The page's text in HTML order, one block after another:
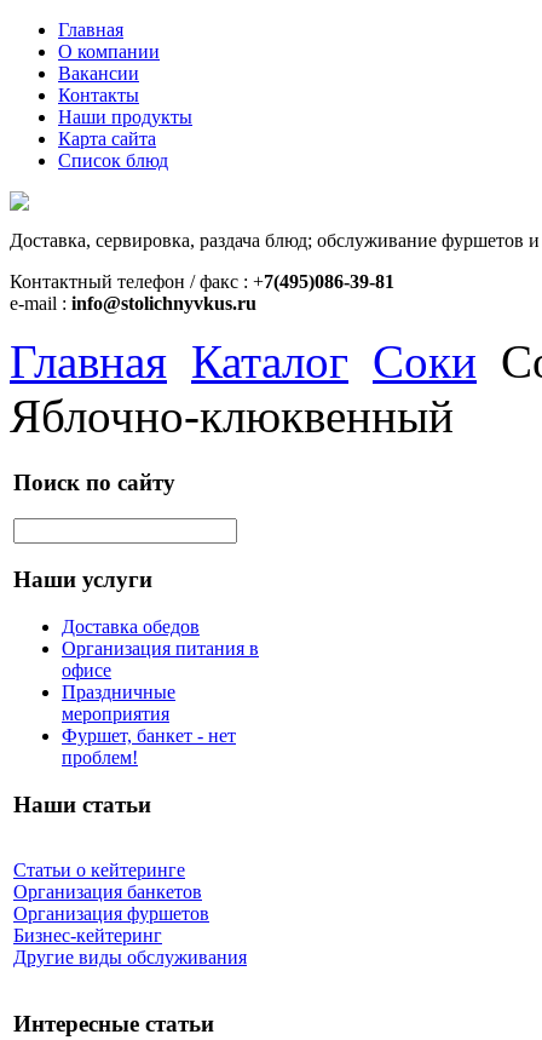
Главная
О компании
Вакансии
Контакты
Наши продукты
Карта сайта
Список блюд
Доставка, сервировка, раздача блюд; обслуживание фуршетов
Контактный телефон / факс : +7(495)086-39-81
e-mail : info@stolichnyvkus.ru
Главная Каталог Соки
Яблочно-клюквенный
Поиск по сайту
Наши услуги
Доставка обедов
Организация питания в
офисе
Праздничные
мероприятия
Фуршет, банкет - нет
проблем!
Наши статьи
Статьи о кейтеринге
Организация банкетов
Организация фуршетов
Бизнес-кейтеринг
Другие виды обслуживания
Интересные статьи